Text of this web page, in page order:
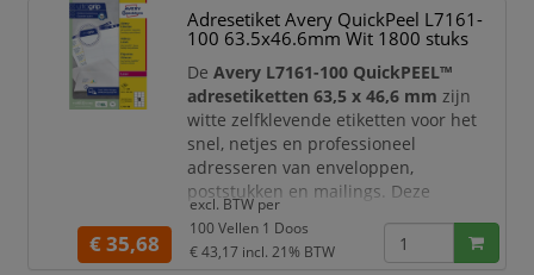
Dankzij deQuickDry™ technologie
droogt de inkt direct na het afdrukken.
Hierdoor zijn de etiketten meteen k
Adresetiket Avery QuickPeel L7161-
100 63.5x46.6mm Wit 1800 stuks
DeAvery L7161-100 QuickPEEL™
adresetiketten 63,5 x 46,6 mm zijn
witte zelfklevende etiketten voor het
snel, netjes en professioneel
adresseren van enveloppen,
poststukken en mailings. Deze
etiketten zijn speciaal geschikt voor
laserprintersen geoptimaliseerd voor
standaard envelopformaten,
€ 35,68
excl. BTW per
100 Vellen 1 Doos
€ 43,17 incl. 21% BTW